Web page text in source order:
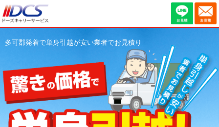
多可郡発着で単身引越が安い業者でお見積り